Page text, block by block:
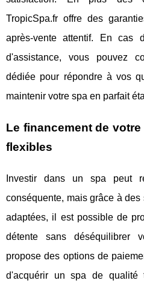
TropicSpa.fr offre des
après-vente attentif. En cas
d'assistance, vous pouvez
dédiée pour répondre à vos
maintenir votre spa en parfait
Le financement de
flexibles
Investir dans un spa peut
conséquente, mais grâce à
adaptées, il est possible de
détente sans déséquilibrer
propose des options de
d'acquérir un spa de qualité